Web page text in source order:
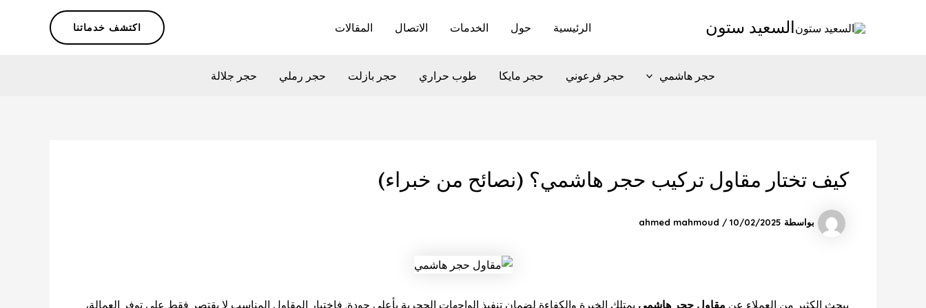
السعيد ستون الرئيسية حول الخدمات الاتصال المقالات اكتشف خدماتنا
حجر هاشمي حجر فرعوني حجر مايكا طوب حراري حجر بازلت حجر رملي حجر جلالة
كيف تختار مقاول تركيب حجر هاشمي؟ (نصائح من خبراء)
بواسطة ahmed mahmoud / 10/02/2025
يبحث الكثير من العملاء عن مقاول حجر هاشمي يمتلك الخبرة والكفاءة لضمان تنفيذ الواجهات الحجرية بأعلى جودة. فاختيار المقاول المناسب لا يقتصر فقط على توفر العمالة،
navigation